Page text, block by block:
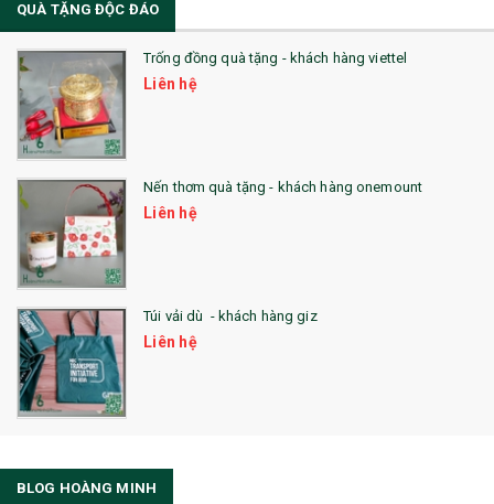
QUÀ TẶNG ĐỘC ĐÁO
Trống đồng quà tặng - khách hàng viettel
Liên hệ
Nến thơm quà tặng - khách hàng onemount
Liên hệ
Túi vải dù - khách hàng giz
Liên hệ
BLOG HOÀNG MINH